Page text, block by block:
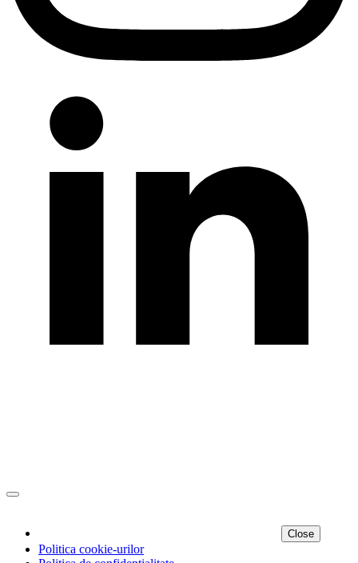
Close
Politica cookie-urilor